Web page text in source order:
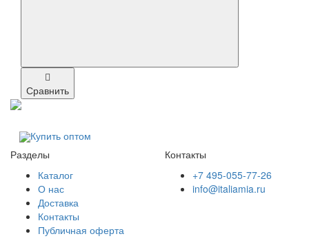
Сравнить
Купить оптом
Разделы
Каталог
О нас
Доставка
Контакты
Публичная оферта
Контакты
+7 495-055-77-26
info@italiamia.ru